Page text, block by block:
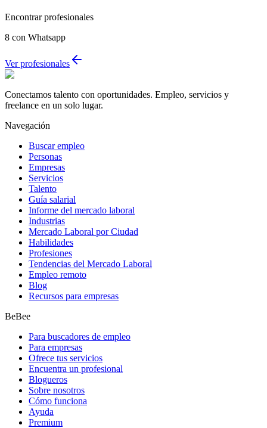
Encontrar profesionales
8 con Whatsapp
Ver profesionales
Conectamos talento con oportunidades. Empleo, servicios y
freelance en un solo lugar.
Navegación
Buscar empleo
Personas
Empresas
Servicios
Talento
Guía salarial
Informe del mercado laboral
Industrias
Mercado Laboral por Ciudad
Habilidades
Profesiones
Tendencias del Mercado Laboral
Empleo remoto
Blog
Recursos para empresas
BeBee
Para buscadores de empleo
Para empresas
Ofrece tus servicios
Encuentra un profesional
Blogueros
Sobre nosotros
Cómo funciona
Ayuda
Premium